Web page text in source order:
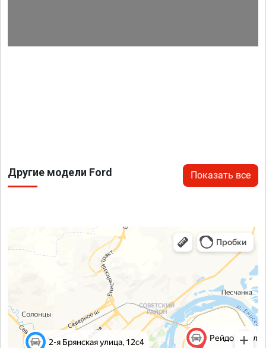
Другие модели Ford Показать все